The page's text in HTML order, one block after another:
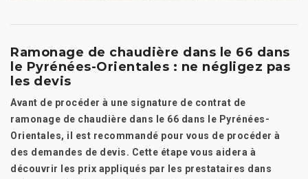
Ramonage de chaudière dans le 66 dans
le Pyrénées-Orientales : ne négligez pas
les devis
Avant de procéder à une signature de contrat de
ramonage de chaudière dans le 66 dans le Pyrénées-
Orientales, il est recommandé pour vous de procéder à
des demandes de devis. Cette étape vous aidera à
découvrir les prix appliqués par les prestataires dans